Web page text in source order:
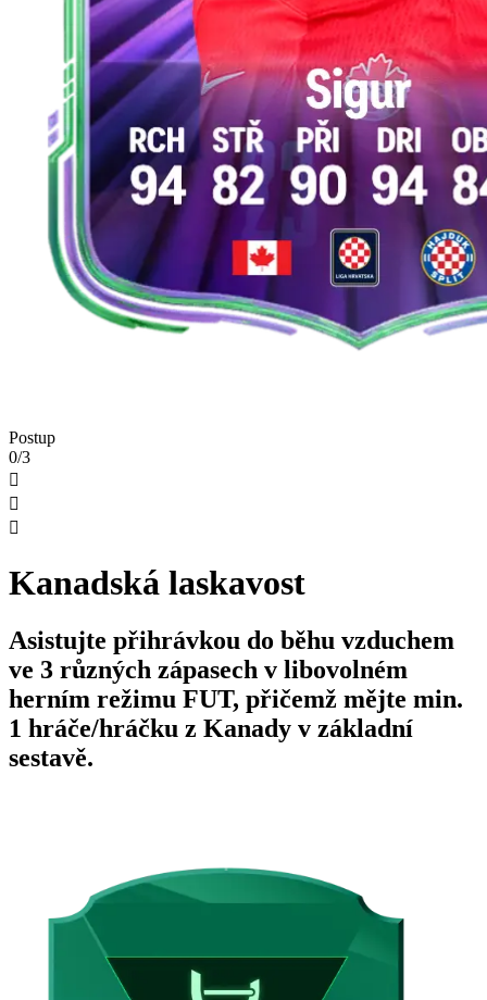
Postup
0/3



Kanadská laskavost
Asistujte přihrávkou do běhu vzduchem
ve 3 různých zápasech v libovolném
herním režimu FUT, přičemž mějte min.
1 hráče/hráčku z Kanady v základní
sestavě.